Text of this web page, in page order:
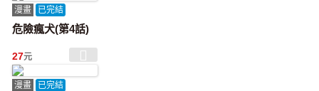
漫畫 已完結
危險瘋犬(第4話)
27元
漫畫 已完結